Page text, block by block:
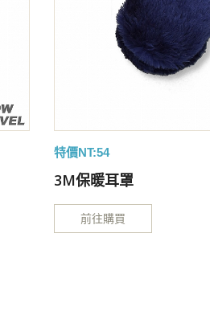
特價NT:54
3M保暖耳罩
前往購買